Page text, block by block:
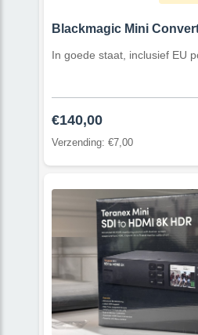
Blackmagic Mini
In goede staat, inclusief EU
€140,00
Verzending: €7,00